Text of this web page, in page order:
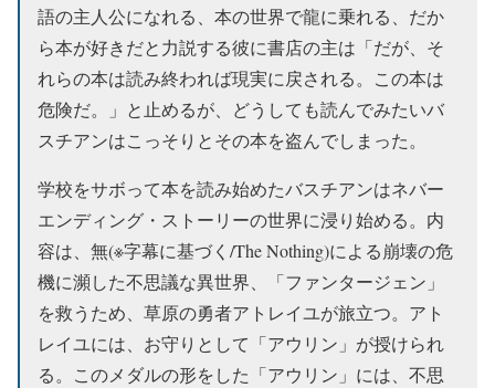
語の主人公になれる、本の世界で龍に乗れる、だか
ら本が好きだと力説する彼に書店の主は「だが、そ
れらの本は読み終われば現実に戻される。この本は
危険だ。」と止めるが、どうしても読んでみたいバ
スチアンはこっそりとその本を盗んでしまった。
学校をサボって本を読み始めたバスチアンはネバー
エンディング・ストーリーの世界に浸り始める。内
容は、無(※字幕に基づく/The Nothing)による崩壊の危
機に瀕した不思議な異世界、「ファンタージェン」
を救うため、草原の勇者アトレイユが旅立つ。アト
レイユには、お守りとして「アウリン」が授けられ
る。このメダルの形をした「アウリン」には、不思